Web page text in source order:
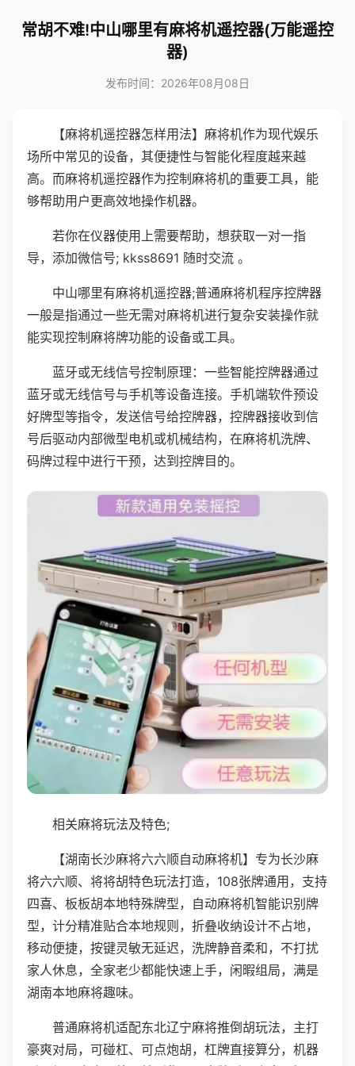
常胡不难!中山哪里有麻将机遥控器(万能遥控
器)
发布时间：2026年08月08日
【麻将机遥控器怎样用法】麻将机作为现代娱乐
场所中常见的设备，其便捷性与智能化程度越来越
高。而麻将机遥控器作为控制麻将机的重要工具，能
够帮助用户更高效地操作机器。
若你在仪器使用上需要帮助，想获取一对一指
导，添加微信号; kkss8691 随时交流 。
中山哪里有麻将机遥控器;普通麻将机程序控牌器
一般是指通过一些无需对麻将机进行复杂安装操作就
能实现控制麻将牌功能的设备或工具。
蓝牙或无线信号控制原理：一些智能控牌器通过
蓝牙或无线信号与手机等设备连接。手机端软件预设
好牌型等指令，发送信号给控牌器，控牌器接收到信
号后驱动内部微型电机或机械结构，在麻将机洗牌、
码牌过程中进行干预，达到控牌目的。
相关麻将玩法及特色;
【湖南长沙麻将六六顺自动麻将机】专为长沙麻
将六六顺、将将胡特色玩法打造，108张牌通用，支持
四喜、板板胡本地特殊牌型，自动麻将机智能识别牌
型，计分精准贴合本地规则，折叠收纳设计不占地，
移动便捷，按键灵敏无延迟，洗牌静音柔和，不打扰
家人休息，全家老少都能快速上手，闲暇组局，满是
湖南本地麻将趣味。
普通麻将机适配东北辽宁麻将推倒胡玩法，主打
豪爽对局，可碰杠、可点炮胡，杠牌直接算分，机器